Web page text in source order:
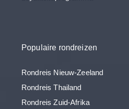
Populaire rondreizen
Rondreis Nieuw-Zeeland
Rondreis Thailand
Rondreis Zuid-Afrika